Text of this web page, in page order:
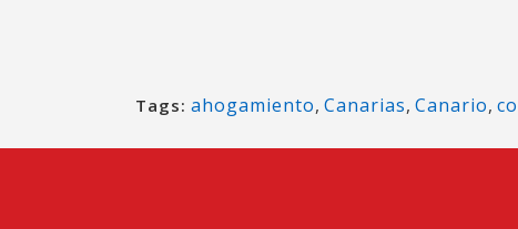
Tags: ahogamiento, Canarias, Canario,